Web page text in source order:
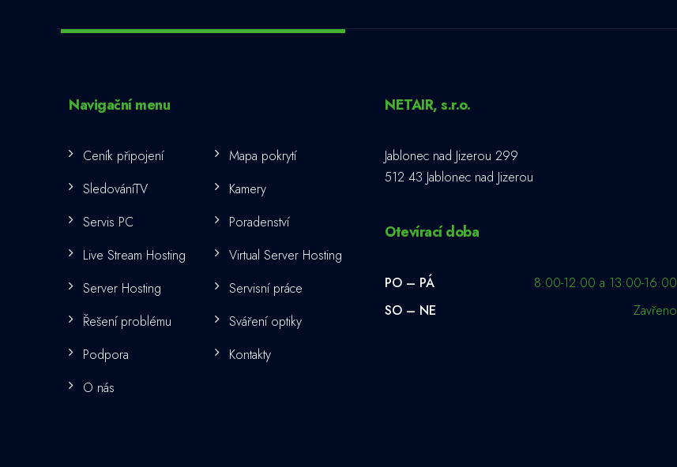
Navigační menu
Ceník připojení
Mapa pokrytí
SledováníTV
Kamery
Servis PC
Poradenství
Live Stream Hosting
Virtual Server Hosting
Server Hosting
Servisní práce
Řešení problému
Sváření optiky
Podpora
Kontakty
O nás
NETAIR, s.r.o.
Jablonec nad Jizerou 299
512 43 Jablonec nad Jizerou
Otevírací doba
PO – PÁ
8:00-12:00 a 13:00-16:00
SO – NE
Zavřeno